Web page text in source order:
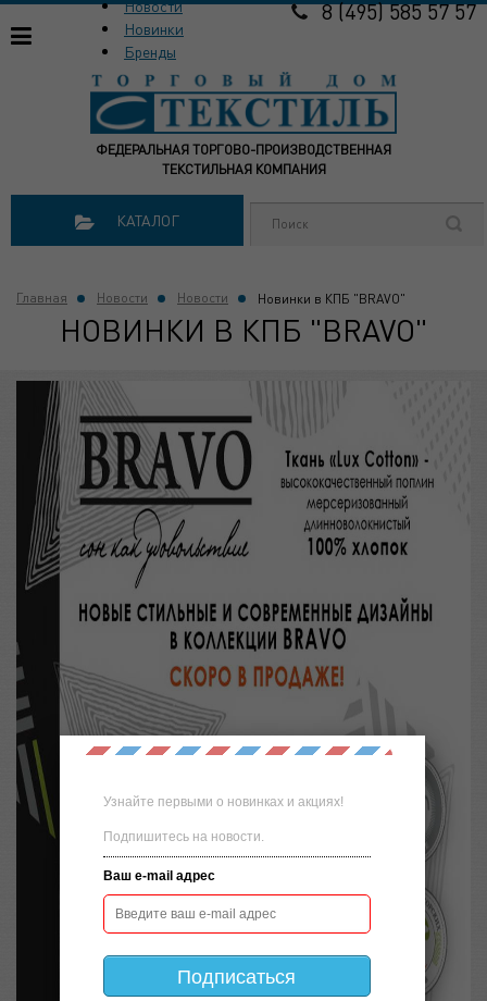
ФЕДЕРАЛЬНАЯ ТОРГОВО-ПРОИЗВОДСТВЕННАЯ
ТЕКСТИЛЬНАЯ КОМПАНИЯ
Новости
Новинки
Бренды
8 (495) 585 57 57
КАТАЛОГ
Главная Новости Новости Новинки в КПБ "BRAVO"
НОВИНКИ В КПБ "BRAVO"
Узнайте первыми о новинках и акциях!
Подпишитесь на новости.
Ваш e-mail адрес
Подписаться